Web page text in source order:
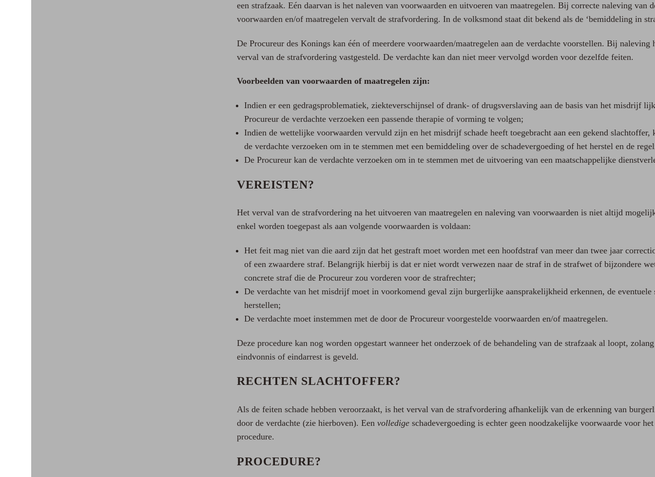
een strafzaak. Eén daarvan is het naleven van voorwaarden en uitvoeren van maatregelen. Bij correcte naleving van
voorwaarden en/of maatregelen vervalt de strafvordering. In de volksmond staat dit bekend als de ‘bemiddeling in
De Procureur des Konings kan één of meerdere voorwaarden/maatregelen aan de verdachte voorstellen. Bij naleving
verval van de strafvordering vastgesteld. De verdachte kan dan niet meer vervolgd worden voor dezelfde feiten.
Voorbeelden van voorwaarden of maatregelen zijn:
Indien er een gedragsproblematiek, ziekteverschijnsel of drank- of drugsverslaving aan de basis van het misdrijf
Procureur de verdachte verzoeken een passende therapie of vorming te volgen;
Indien de wettelijke voorwaarden vervuld zijn en het misdrijf schade heeft toegebracht aan een gekend slachtoffer,
de verdachte verzoeken om in te stemmen met een bemiddeling over de schadevergoeding of het herstel en de
De Procureur kan de verdachte verzoeken om in te stemmen met de uitvoering van een maatschappelijke
VEREISTEN?
Het verval van de strafvordering na het uitvoeren van maatregelen en naleving van voorwaarden is niet altijd
enkel worden toegepast als aan volgende voorwaarden is voldaan:
Het feit mag niet van die aard zijn dat het gestraft moet worden met een hoofdstraf van meer dan twee jaar
of een zwaardere straf. Belangrijk hierbij is dat er niet wordt verwezen naar de straf in de strafwet of bijzondere
concrete straf die de Procureur zou vorderen voor de strafrechter;
De verdachte van het misdrijf moet in voorkomend geval zijn burgerlijke aansprakelijkheid erkennen, de eventuele
herstellen;
De verdachte moet instemmen met de door de Procureur voorgestelde voorwaarden en/of maatregelen.
Deze procedure kan nog worden opgestart wanneer het onderzoek of de behandeling van de strafzaak al loopt,
eindvonnis of eindarrest is geveld.
RECHTEN SLACHTOFFER?
Als de feiten schade hebben veroorzaakt, is het verval van de strafvordering afhankelijk van de erkenning van
door de verdachte (zie hierboven). Een volledige schadevergoeding is echter geen noodzakelijke voorwaarde voor
procedure.
PROCEDURE?